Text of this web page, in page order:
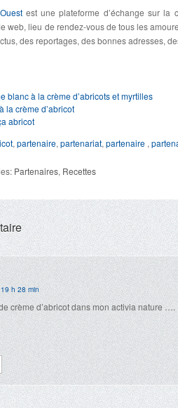
est une plateforme d’échange sur la
web, lieu de rendez-vous de tous les
des reportages, des bonnes adresses,
blanc à la crème d’abricots et myrtilles
la crème d’abricot
abricot
, partenaire, partenariat, partenaire ,
Partenaires, Recettes
h 28 min
crème d’abricot dans mon activia nature ….